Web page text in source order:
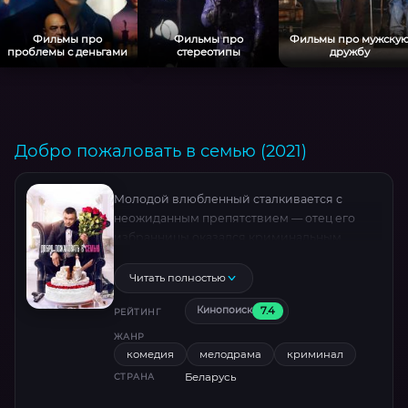
Фильмы про
проблемы с деньгами
Фильмы про
стереотипы
Фильмы про
дружбу
Добро пожаловать в семью (2021)
Молодой влюбленный сталкивается с
неожиданным препятствием — отец его
пройти череду абсурдных испытаний, чтобы
доказать свои чувства. Динамичная смесь
романтики, гэгов и гангстерской эстетики в
духе Гая Ричи.
Читать полностью
РЕЙТИНГ Кинопоиск 7.4
ЖАНР
комедия мелодрама криминал
СТРАНА Беларусь